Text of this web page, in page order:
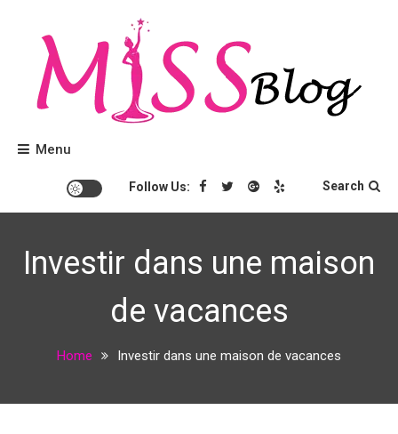
Miss Blog
Menu
Follow Us: Search
Investir dans une maison
de vacances
Home Investir dans une maison de vacances